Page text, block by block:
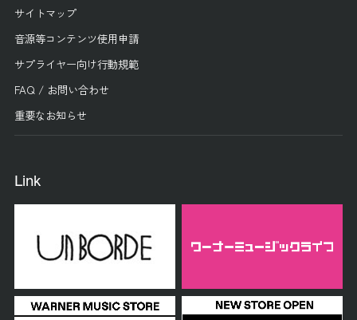
サイトマップ
音源等コンテンツ使用申請
サプライヤー向け行動規範
FAQ / お問い合わせ
重要なお知らせ
Link